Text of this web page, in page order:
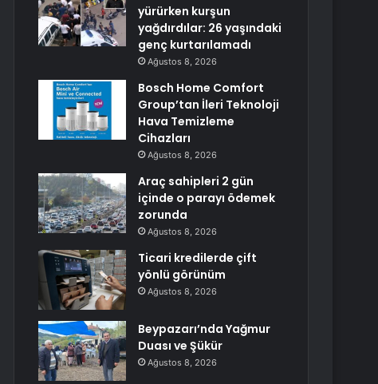
yürürken kurşun
yağdırdılar: 26 yaşındaki
genç kurtarılamadı
Ağustos 8, 2026
Bosch Home Comfort
Group’tan İleri Teknoloji
Hava Temizleme
Cihazları
Ağustos 8, 2026
Araç sahipleri 2 gün
içinde o parayı ödemek
zorunda
Ağustos 8, 2026
Ticari kredilerde çift
yönlü görünüm
Ağustos 8, 2026
Beypazarı’nda Yağmur
Duası ve Şükür
Ağustos 8, 2026